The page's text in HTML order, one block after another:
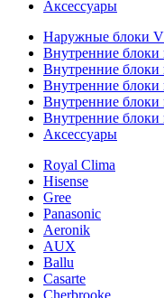
Аксессуары
Наружные блоки
Внутренние блоки
Внутренние блоки
Внутренние блоки
Внутренние блоки
Внутренние блоки
Аксессуары
Royal Clima
Hisense
Gree
Panasonic
Aeronik
AUX
Ballu
Casarte
Cherbrooke